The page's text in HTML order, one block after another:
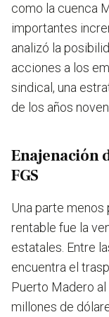
como la cuenca
importantes
analizó la
acciones a los
sindical, una
de los años
Enajenación
FGS
Una parte
rentable fue la
estatales. Entre
encuentra el
Puerto Madero al
millones de